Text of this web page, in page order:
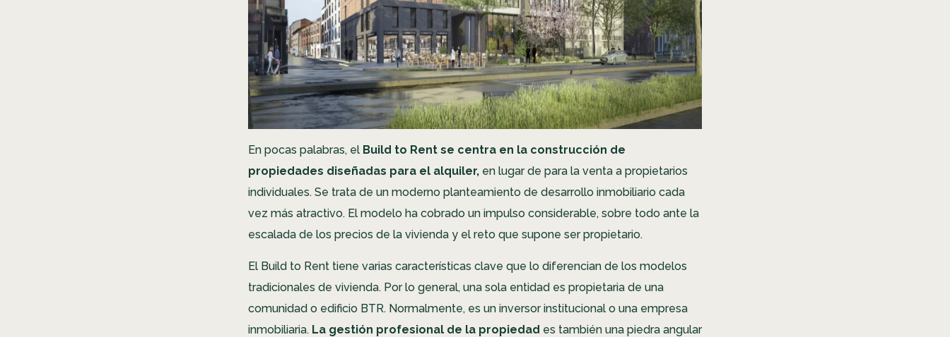
En pocas palabras, el Build to Rent se centra en la construcción de
propiedades diseñadas para el alquiler, en lugar de para la venta a propietarios
individuales. Se trata de un moderno planteamiento de desarrollo inmobiliario cada
vez más atractivo. El modelo ha cobrado un impulso considerable, sobre todo ante la
escalada de los precios de la vivienda y el reto que supone ser propietario.
El Build to Rent tiene varias características clave que lo diferencian de los modelos
tradicionales de vivienda. Por lo general, una sola entidad es propietaria de una
comunidad o edificio BTR. Normalmente, es un inversor institucional o una empresa
inmobiliaria. La gestión profesional de la propiedad es también una piedra angular